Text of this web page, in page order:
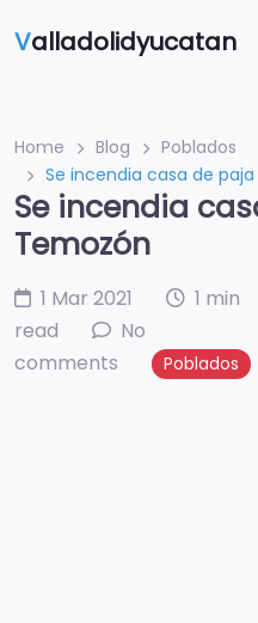
Valladolidyucatan
Home Blog
Poblados
Se incendia casa de
Se incendia
Temozón
1 Mar 2021
1 min
read
No
comments
Poblados